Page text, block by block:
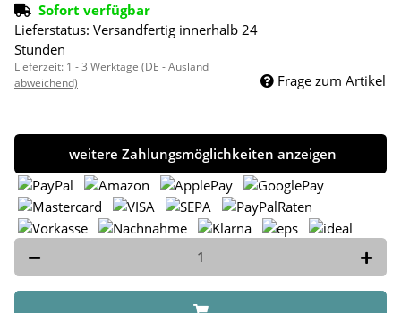
Sofort verfügbar
Lieferstatus: Versandfertig innerhalb 24
Stunden
Lieferzeit: 1 - 3 Werktage (DE - Ausland
abweichend)
Frage zum Artikel
weitere Zahlungsmöglichkeiten anzeigen